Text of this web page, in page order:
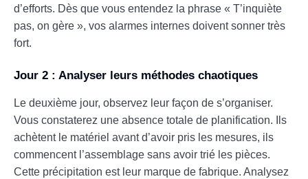
d’efforts. Dès que vous entendez la phrase « T’inquiète
pas, on gère », vos alarmes internes doivent sonner très
fort.
Jour 2 : Analyser leurs méthodes chaotiques
Le deuxième jour, observez leur façon de s’organiser.
Vous constaterez une absence totale de planification. Ils
achètent le matériel avant d’avoir pris les mesures, ils
commencent l’assemblage sans avoir trié les pièces.
Cette précipitation est leur marque de fabrique. Analysez